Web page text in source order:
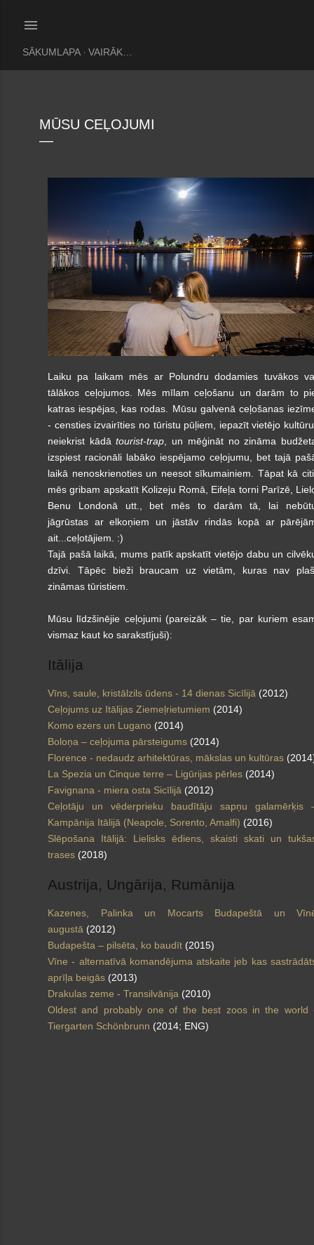
SĀKUMLAPA VAIRĀK…
MŪSU CEĻOJUMI
Laiku pa laikam mēs ar Polundru dodamies tuvākos
tālākos ceļojumos. Mēs mīlam ceļošanu un darām to
katras iespējas, kas rodas. Mūsu galvenā ceļošanas
- censties izvairīties no tūristu pūļiem, iepazīt vietējo
neiekrist kādātourist-trap, un mēģināt no zināma
izspiest racionāli labāko iespējamo ceļojumu, bet tajā
laikā nenoskrienoties un neesot sīkumainiem. Tāpat kā
mēs gribam apskatīt Kolizeju Romā, Eifeļa torni Parīzē,
Benu Londonā utt., bet mēs to darām tā, lai
jāgrūstas ar elkoņiem un jāstāv rindās kopā ar
ait...ceļotājiem. :)
Tajā pašā laikā, mums patīk apskatīt vietējo dabu un
dzīvi. Tāpēc bieži braucam uz vietām, kuras nav
zināmas tūristiem.
Mūsu līdzšinējie ceļojumi (pareizāk – tie, par kuriem
vismaz kaut ko sarakstījuši):
Itālija
Vīns, saule, kristālzils ūdens - 14 dienas Sicīlijā (2012)
Ceļojums uz Itālijas Ziemeļrietumiem (2014)
Komo ezers un Lugano (2014)
Boloņa – ceļojuma pārsteigums (2014)
Florence - nedaudz arhitektūras, mākslas un kultūras
La Spezia un Cinque terre – Ligūrijas pērles (2014)
Favignana - miera osta Sicīlijā (2012)
Ceļotāju un vēderprieku baudītāju sapņu galamērķis
Kampānija Itālijā (Neapole, Sorento, Amalfi) (2016)
Slēpošana Itālijā: Lielisks ēdiens, skaisti skati un
trases (2018)
Austrija, Ungārija, Rumānija
Kazenes, Palinka un Mocarts Budapeštā un
augustā (2012)
Budapešta – pilsēta, ko baudīt (2015)
Vīne - alternatīvā komandējuma atskaite jeb kas
aprīļa beigās (2013)
Drakulas zeme - Transilvānija (2010)
Oldest and probably one of the best zoos in the world
Tiergarten Schönbrunn (2014; ENG)